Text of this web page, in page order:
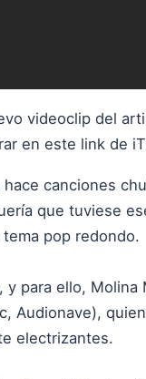
videoclip del
en este link de
hace canciones
que tuviese
pop redondo.
y para ello,
Audionave),
electrizantes.